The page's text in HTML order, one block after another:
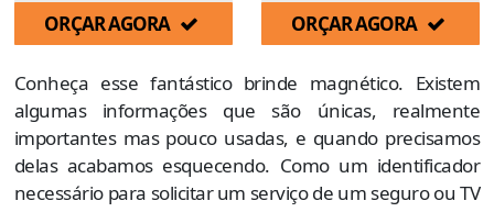
ORÇAR AGORA ORÇAR AGORA
Conheça esse fantástico brinde magnético. Existem
algumas informações que são únicas, realmente
importantes mas pouco usadas, e quando precisamos
delas acabamos esquecendo. Como um identificador
necessário para solicitar um serviço de um seguro ou TV